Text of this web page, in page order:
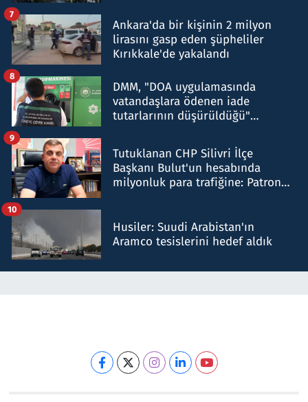
Ankara'da bir kişinin 2 milyon
lirasını gasp eden şüpheliler
Kırıkkale'de yakalandı
7
DMM, "DOA uygulamasında
vatandaşlara ödenen iade
tutarlarının düşürüldüğü"
8
Tutuklanan CHP Silivri İlçe
Başkanı Bulut'un hesabında
milyonluk para trafiğine: Patron
9
Husiler: Suudi Arabistan'ın
Aramco tesislerini hedef aldık
10